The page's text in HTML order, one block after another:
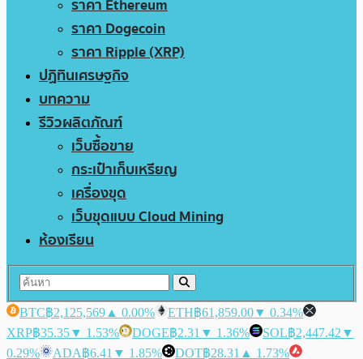
ราคา Ethereum
ราคา Dogecoin
ราคา Ripple (XRP)
ปฏิทินเศรษฐกิจ
บทความ
รีวิวผลิตภัณฑ์
เว็บซื้อขาย
กระเป๋าเก็บเหรียญ
เครื่องขุด
เว็บขุดแบบ Cloud Mining
ห้องเรียน
BTC฿2,125,569 ▲ 0.00% ETH฿61,859.00▼ 0.34%
XRP฿35.35▼ 1.53% DOGE฿2.31 ▼ 1.36% SOL฿2,447.42 ▼
0.29%
ADA฿6.41 ▼ 1.85% DOT฿28.31 ▲ 1.73%